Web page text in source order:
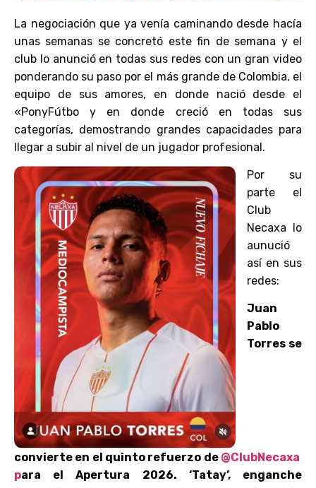
La negociación que ya venía caminando desde hacía
unas semanas se concretó este fin de semana y el
club lo anunció en todas sus redes con un gran video
ponderando su paso por el más grande de Colombia, el
equipo de sus amores, en donde nació desde el
«PonyFútbo y en donde creció en todas sus
categorías, demostrando grandes capacidades para
llegar a subir al nivel de un jugador profesional.
Por su
parte el
Club
Necaxa lo
aunució
así en sus
redes:
Juan
Pablo
Torres se
convierte en el quinto refuerzo de @ClubNecaxa
para el Apertura 2026. ‘Tatay’, enganche